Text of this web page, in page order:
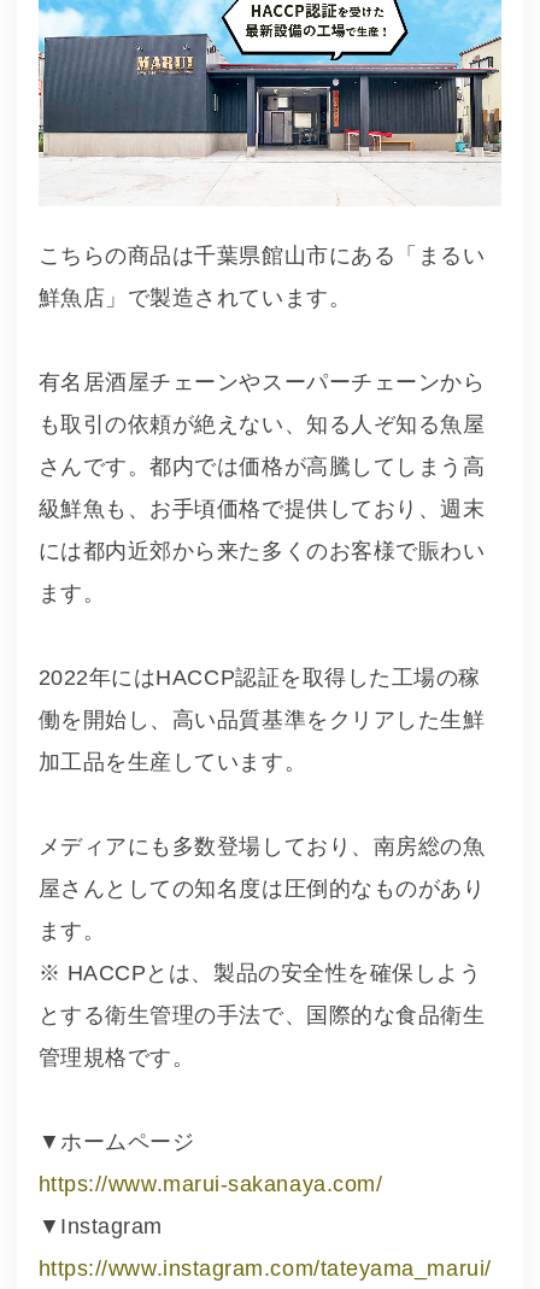
こちらの商品は千葉県館山市にある「まるい
鮮魚店」で製造されています。
有名居酒屋チェーンやスーパーチェーンから
も取引の依頼が絶えない、知る人ぞ知る魚屋
さんです。都内では価格が高騰してしまう高
級鮮魚も、お手頃価格で提供しており、週末
には都内近郊から来た多くのお客様で賑わい
ます。
2022年にはHACCP認証を取得した工場の稼
働を開始し、高い品質基準をクリアした生鮮
加工品を生産しています。
メディアにも多数登場しており、南房総の魚
屋さんとしての知名度は圧倒的なものがあり
ます。
※ HACCPとは、製品の安全性を確保しよう
とする衛生管理の手法で、国際的な食品衛生
管理規格です。
▼ホームページ
https://www.marui-sakanaya.com/
▼Instagram
https://www.instagram.com/tateyama_marui/